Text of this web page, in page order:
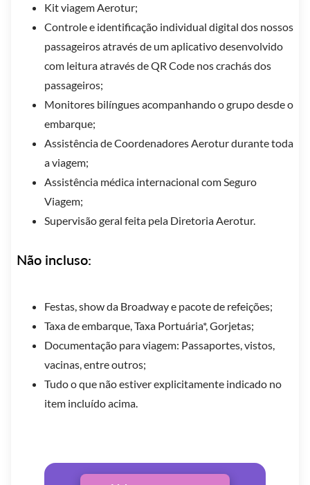
Kit viagem Aerotur;
Controle e identificação individual digital dos nossos
passageiros através de um aplicativo desenvolvido
com leitura através de QR Code nos crachás dos
passageiros;
Monitores bilíngues acompanhando o grupo desde o
embarque;
Assistência de Coordenadores Aerotur durante toda
a viagem;
Assistência médica internacional com Seguro
Viagem;
Supervisão geral feita pela Diretoria Aerotur.
Não incluso:
Festas, show da Broadway e pacote de refeições;
Taxa de embarque, Taxa Portuária*, Gorjetas;
Documentação para viagem: Passaportes, vistos,
vacinas, entre outros;
Tudo o que não estiver explicitamente indicado no
item incluído acima.